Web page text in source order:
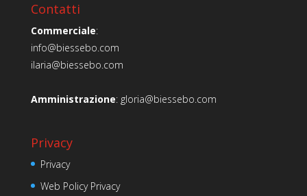
Contatti
Commerciale:
info@biessebo.com
ilaria@biessebo.com
Amministrazione: gloria@biessebo.com
Privacy
Privacy
Web Policy Privacy